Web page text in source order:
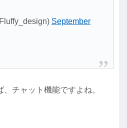
September
チャット機能ですよね。